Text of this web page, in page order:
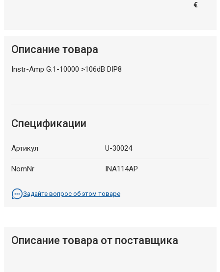
€
Описание товара
Instr-Amp G:1-10000 >106dB DIP8
Спецификации
Артикул U-30024
NomNr INA114AP
Задайте вопрос об этом товаре
Описание товара от поставщика